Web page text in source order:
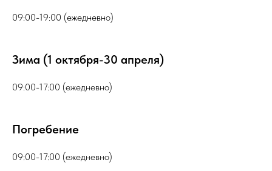
09:00-19:00 (ежедневно)
Зима (1 октября-30 апреля)
09:00-17:00 (ежедневно)
Погребение
09:00-17:00 (ежедневно)